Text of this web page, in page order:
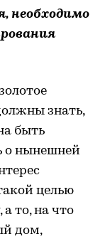
необходимо
знать,
быть
о нынешней
целью
то, на что
дом,